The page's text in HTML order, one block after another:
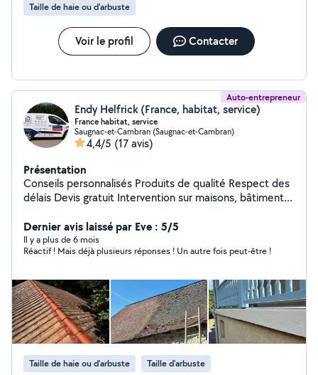
Taille de haie ou d'arbuste
Voir le profil Contacter
Auto-entrepreneur
Endy Helfrick (France, habitat, service)
France habitat, service
Saugnac-et-Cambran (Saugnac-et-Cambran)
4,4/5 (17 avis)
Présentation
Conseils personnalisés Produits de qualité Respect des
délais Devis gratuit Intervention sur maisons, bâtiments
entretien régulier est la meilleure garantie pour
préserver la valeur de votre bien, je vous accompagne
dans tous vos projets de peinture, de nettoyage et de
professionnalisme.
Dernier avis laissé par Eve : 5/5
Il y a plus de 6 mois
Réactif ! Mais déjà plusieurs réponses ! Un autre fois peut-être !
Taille de haie ou d'arbuste Taille d'arbuste